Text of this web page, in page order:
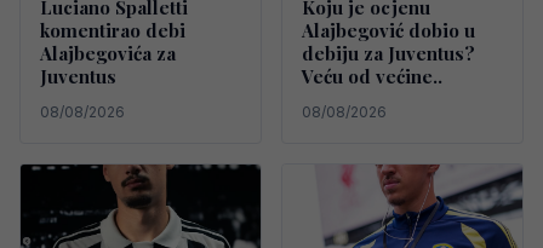
Luciano Spalletti
komentirao debi
Alajbegovića za
Juventus
08/08/2026
Koju je ocjenu
Alajbegović dobio u
debiju za Juventus?
Veću od većine..
08/08/2026